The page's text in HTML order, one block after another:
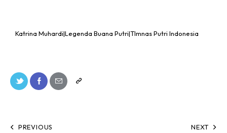
Katrina Muhardi|Legenda Buana Putri|TImnas Putri Indonesia
PREVIOUS NEXT